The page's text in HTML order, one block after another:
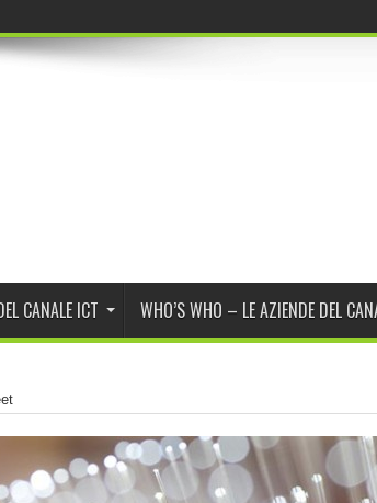
Partner Program Daybreak
CANALE ICT WHO’S WHO – LE AZIENDE DEL